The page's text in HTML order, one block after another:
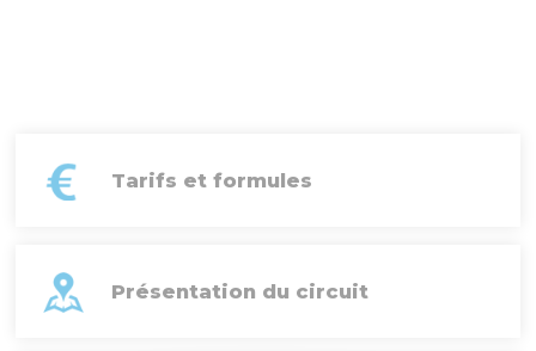
Tarifs et formules
Présentation du circuit